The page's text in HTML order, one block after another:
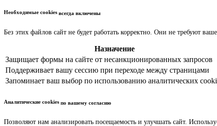
Необходимые cookies всегда включены
Без этих файлов сайт не будет работать корректно. Они не требуют
Назначение
Защищает формы на сайте от несанкционированных запросов
Поддерживает вашу сессию при переходе между страницами
Запоминает ваш выбор по использованию аналитических
Аналитические cookies по вашему согласию
Позволяют нам анализировать посещаемость и улучшать сайт.